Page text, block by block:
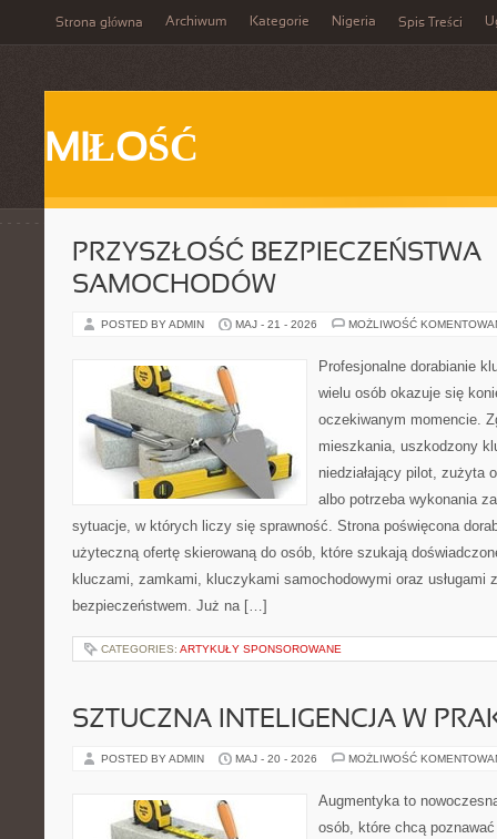
Strona główna Archiwum Kategorie Nigeria Spis Treści
MIŁOŚĆ
PRZYSZŁOŚĆ BEZPIECZEŃSTWA
SAMOCHODÓW
POSTED BY ADMIN MAJ - 21 - 2026 MOŻLIWOŚĆ
Profesjonalne dorabianie
wielu osób okazuje się
oczekiwanym momencie.
mieszkania, uszkodzony
niedziałający pilot, zużyta
albo potrzeba wykonania
sytuacje, w których liczy się sprawność. Strona poświęcona
użyteczną ofertę skierowaną do osób, które szukają
kluczami, zamkami, kluczykami samochodowymi oraz usługami
bezpieczeństwem. Już na […]
CATEGORIES: ARTYKUŁY SPONSOROWANE
SZTUCZNA INTELIGENCJA W
POSTED BY ADMIN MAJ - 20 - 2026 MOŻLIWOŚĆ
Augmentyka to
osób, które chcą